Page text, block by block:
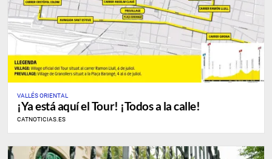
VALLÉS ORIENTAL
¡Ya está aquí el Tour! ¡Todos a la calle!
CATNOTICIAS.ES